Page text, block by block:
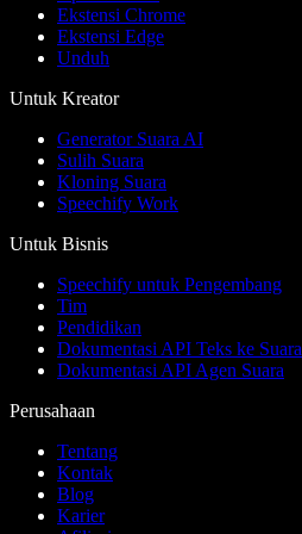
Ekstensi Chrome
Ekstensi Edge
Unduh
Untuk Kreator
Generator Suara AI
Sulih Suara
Kloning Suara
Speechify Work
Untuk Bisnis
Speechify untuk Pengembang
Tim
Pendidikan
Dokumentasi API Teks ke Suara
Dokumentasi API Agen Suara
Perusahaan
Tentang
Kontak
Blog
Karier